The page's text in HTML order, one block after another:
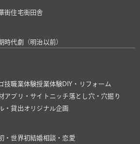
街住宅街田舎
時代劇（明治以前）
技職業体験授業体験 DIY・リフォーム
アプリ・サイト ニッチ落とし穴・穴掘り
・貸出オリジナル企画
・世界初結婚相談・恋愛